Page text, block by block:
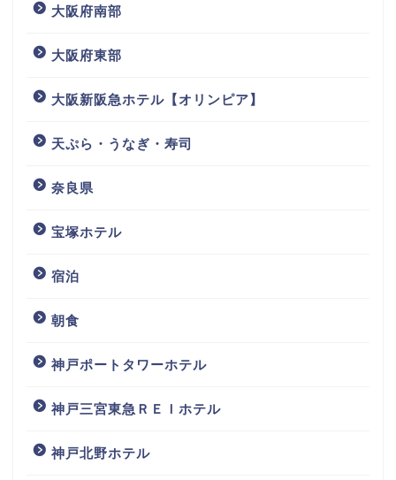
大阪府南部
大阪府東部
大阪新阪急ホテル【オリンピア】
天ぷら・うなぎ・寿司
奈良県
宝塚ホテル
宿泊
朝食
神戸ポートタワーホテル
神戸三宮東急ＲＥＩホテル
神戸北野ホテル